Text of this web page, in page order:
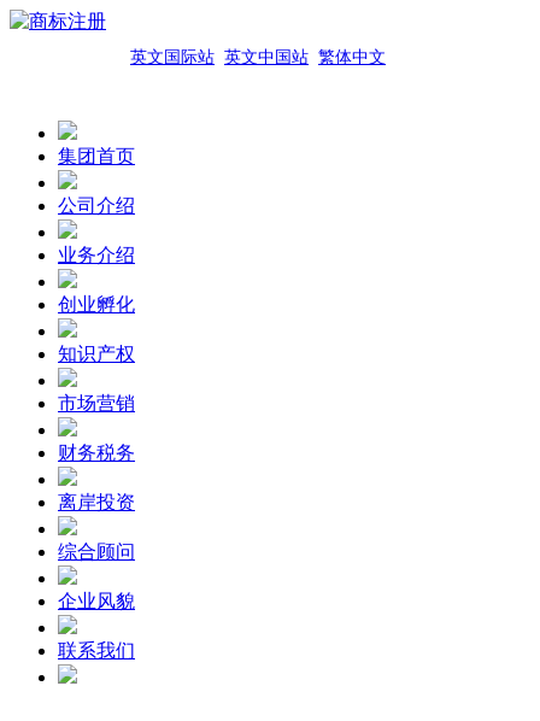
英文国际站 英文中国站 繁体中文
集团首页
公司介绍
业务介绍
创业孵化
知识产权
市场营销
财务税务
离岸投资
综合顾问
企业风貌
联系我们